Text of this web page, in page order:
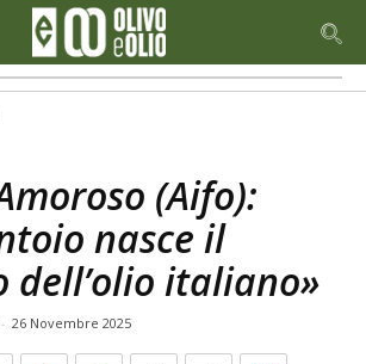
(Aifo):
nasce il
dell’olio italiano»
- 26 Novembre 2025